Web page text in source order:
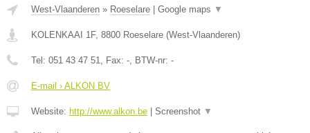
West-Vlaanderen » Roeselare Google maps ▼
KOLENKAAI 1F, 8800 Roeselare (West-Vlaanderen)
Tel: 051 43 47 51, Fax: -, BTW-nr: -
E-mail › ALKON BV
Website: http://www.alkon.be Screenshot ▼